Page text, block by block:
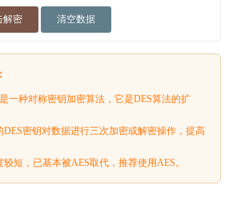
解密 清空数据
一种对称密钥加密算法，它是DES算法的扩
DES密钥对数据进行三次加密或解密操作，提高
短，已基本被AES取代，推荐使用AES。